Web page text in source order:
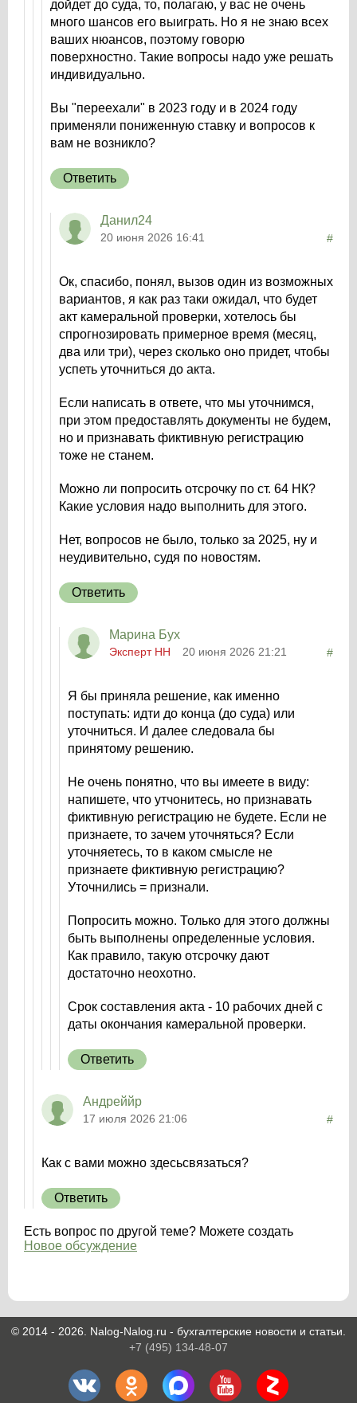
дойдет до суда, то, полагаю, у вас не очень
много шансов его выиграть. Но я не знаю всех
ваших нюансов, поэтому говорю
поверхностно. Такие вопросы надо уже решать
индивидуально.
Вы "переехали" в 2023 году и в 2024 году
применяли пониженную ставку и вопросов к
вам не возникло?
Ответить
Данил24
20 июня 2026 16:41 #
Ок, спасибо, понял, вызов один из возможных
вариантов, я как раз таки ожидал, что будет
акт камеральной проверки, хотелось бы
спрогнозировать примерное время (месяц,
два или три), через сколько оно придет, чтобы
успеть уточниться до акта.
Если написать в ответе, что мы уточнимся,
при этом предоставлять документы не будем,
но и признавать фиктивную регистрацию
тоже не станем.
Можно ли попросить отсрочку по ст. 64 НК?
Какие условия надо выполнить для этого.
Нет, вопросов не было, только за 2025, ну и
неудивительно, судя по новостям.
Ответить
Марина Бух
Эксперт НН 20 июня 2026 21:21 #
Я бы приняла решение, как именно
поступать: идти до конца (до суда) или
уточниться. И далее следовала бы
принятому решению.
Не очень понятно, что вы имеете в виду:
напишете, что утчонитесь, но признавать
фиктивную регистрацию не будете. Если не
признаете, то зачем уточняться? Если
уточняетесь, то в каком смысле не
признаете фиктивную регистрацию?
Уточнились = признали.
Попросить можно. Только для этого должны
быть выполнены определенные условия.
Как правило, такую отсрочку дают
достаточно неохотно.
Срок составления акта - 10 рабочих дней с
даты окончания камеральной проверки.
Ответить
Андреййр
17 июля 2026 21:06 #
Как с вами можно здесьсвязаться?
Ответить
Есть вопрос по другой теме? Можете создать
Новое обсуждение
© 2014 - 2026. Nalog-Nalog.ru - бухгалтерские новости и статьи.
+7 (495) 134-48-07